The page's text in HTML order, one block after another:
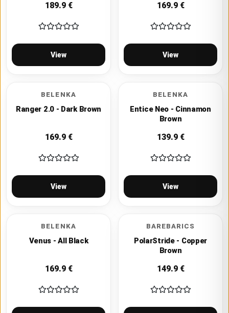
189.9€
View
169.9€
View
BELENKA
Ranger 2.0 - Dark Brown
169.9€
View
BELENKA
Entice Neo - Cinnamon
Brown
139.9€
View
BELENKA
Venus - All Black
169.9€
BAREBARICS
PolarStride - Copper
Brown
149.9€